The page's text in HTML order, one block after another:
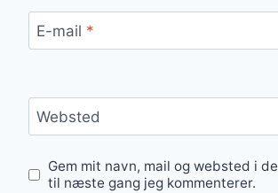
E-mail *
Websted
Gem mit navn, mail og websted i
til næste gang jeg kommenterer.